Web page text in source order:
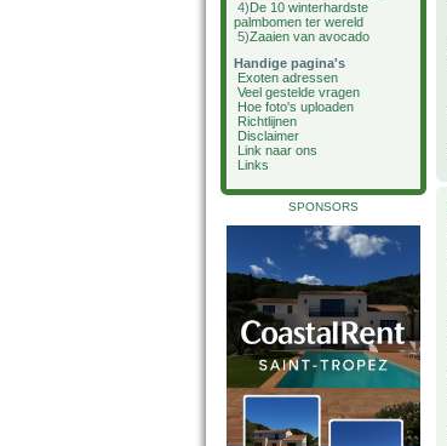
4)De 10 winterhardste
palmbomen ter wereld
5)Zaaien van avocado
Handige pagina's
Exoten adressen
Veel gestelde vragen
Hoe foto's uploaden
Richtlijnen
Disclaimer
Link naar ons
Links
SPONSORS